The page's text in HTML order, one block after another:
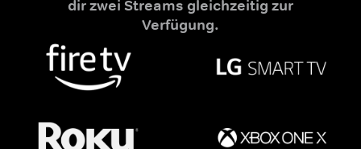
dir zwei Streams gleichzeitig zur
Verfügung.